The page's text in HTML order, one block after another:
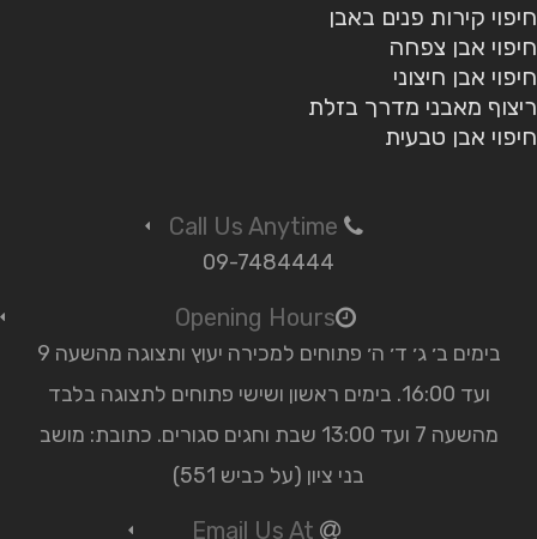
חיפוי קירות פנים באבן
חיפוי אבן צפחה
חיפוי אבן חיצוני
ריצוף מאבני מדרך בזלת
חיפוי אבן טבעית
09-7484444
Opening Hours
בימים ב׳ ג׳ ד׳ ה׳ פתוחים למכירה יעוץ ותצוגה מהשעה 9
ועד 16:00. בימים ראשון ושישי פתוחים לתצוגה בלבד
מהשעה 7 ועד 13:00 שבת וחגים סגורים. כתובת: מושב
בני ציון (על כביש 551)